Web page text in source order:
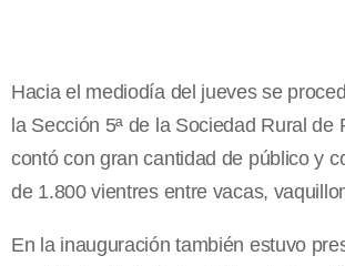
Hacia el mediodía del jueves se
la Sección 5ª de la Sociedad Rural de
contó con gran cantidad de público y
de 1.800 vientres entre vacas,
En la inauguración también estuvo